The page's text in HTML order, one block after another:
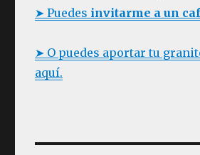
➤ Puedes invitarme a un
➤ O puedes aportar tu
aquí.